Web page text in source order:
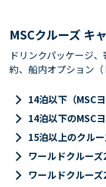
MSCクルーズ キ
ドリンクパッケージ
約、船内オプション（
keyboard_arrow_right 14泊以下（MSC
keyboard_arrow_right 14泊以下のMSC
keyboard_arrow_right 15泊以上のクル
keyboard_arrow_right ワールドクルー
keyboard_arrow_right ワールドクルー